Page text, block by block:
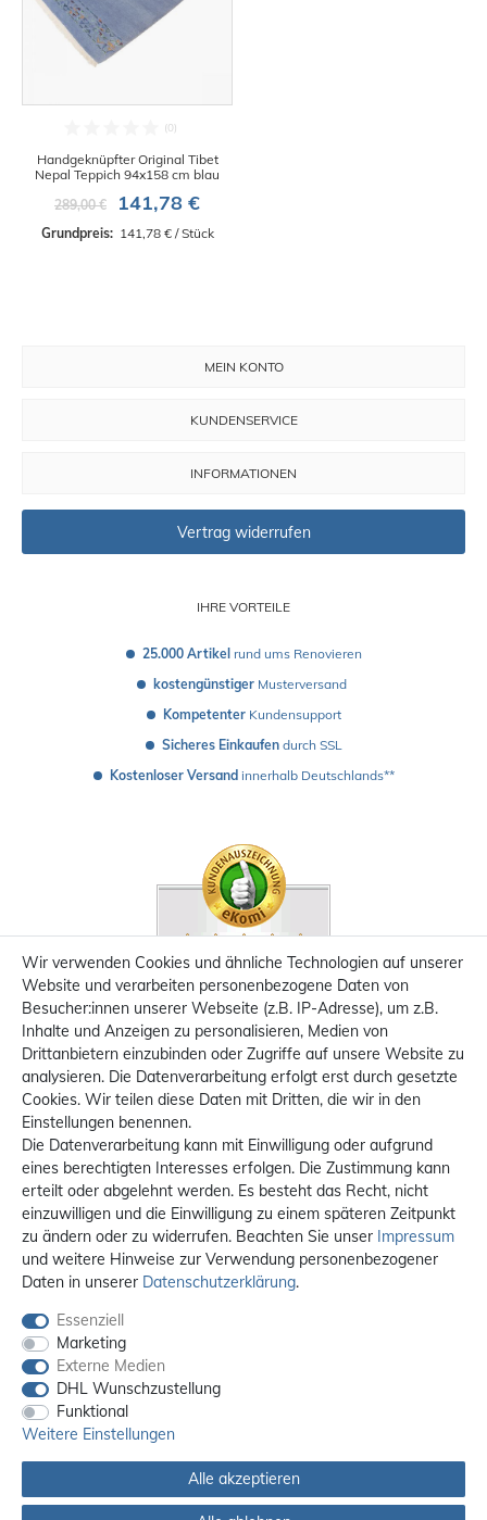
Handgeknüpfter Original Tibet
Nepal Teppich 94x158 cm blau
289,00 €
141,78 €
Grundpreis: 141,78 € / Stück
IHRE VORTEILE
25.000 Artikel rund ums Renovieren
kostengünstiger Musterversand
Kompetenter Kundensupport
Sicheres Einkaufen durch SSL
Kostenloser Versand innerhalb Deutschlands**
MEIN KONTO
KUNDENSERVICE
INFORMATIONEN
Vertrag widerrufen
Wir verwenden Cookies und ähnliche Technologien auf unserer
Website und verarbeiten personenbezogene Daten von
Besucher:innen unserer Webseite (z.B. IP-Adresse), um z.B.
Inhalte und Anzeigen zu personalisieren, Medien von
Drittanbietern einzubinden oder Zugriffe auf unsere Website zu
analysieren. Die Datenverarbeitung erfolgt erst durch gesetzte
Cookies. Wir teilen diese Daten mit Dritten, die wir in den
Einstellungen benennen.
Die Datenverarbeitung kann mit Einwilligung oder aufgrund
eines berechtigten Interesses erfolgen. Die Zustimmung kann
erteilt oder abgelehnt werden. Es besteht das Recht, nicht
einzuwilligen und die Einwilligung zu einem späteren Zeitpunkt
zu ändern oder zu widerrufen. Beachten Sie unser Impressum
und weitere Hinweise zur Verwendung personenbezogener
Daten in unserer Daten­schutz­erklärung.
Essenziell
Marketing
Externe Medien
DHL Wunschzustellung
Funktional
Weitere Einstellungen
Alle akzeptieren